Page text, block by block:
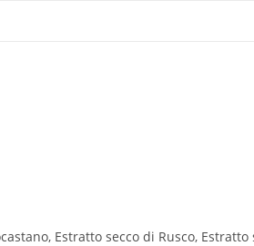
Estratto secco di Rusco,